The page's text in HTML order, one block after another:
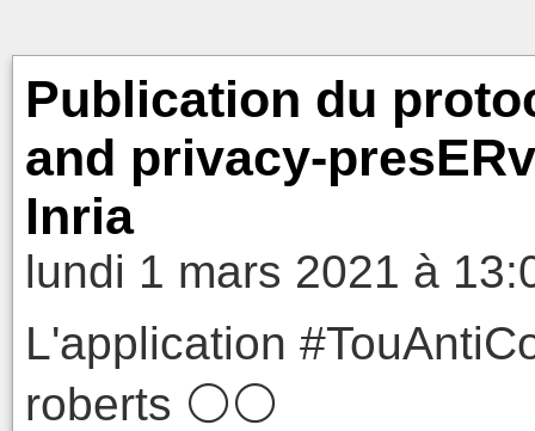
Publication du
and privacy-
Inria
lundi 1 mars 2021 à
L'application
roberts ⚪⚪